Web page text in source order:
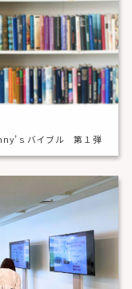
ｓバイブル 第１弾